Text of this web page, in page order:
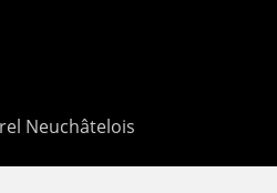
Neuchâtelois